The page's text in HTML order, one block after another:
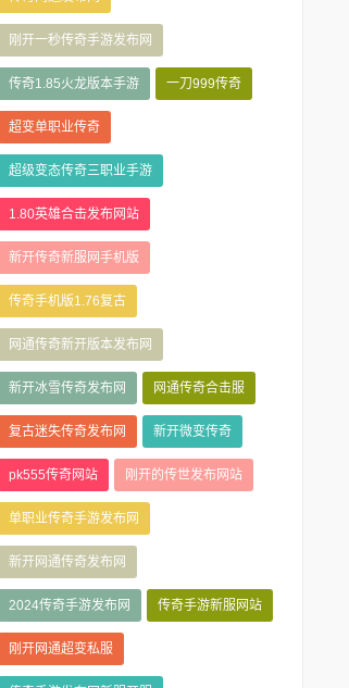
刚开一秒传奇手游发布网
传奇1.85火龙版本手游 一刀999传奇
超变单职业传奇
超级变态传奇三职业手游
1.80英雄合击发布网站
新开传奇新服网手机版
传奇手机版1.76复古
网通传奇新开版本发布网
新开冰雪传奇发布网 网通传奇合击服
复古迷失传奇发布网 新开微变传奇
pk555传奇网站 刚开的传世发布网站
单职业传奇手游发布网
新开网通传奇发布网
2024传奇手游发布网 传奇手游新服网站
刚开网通超变私服